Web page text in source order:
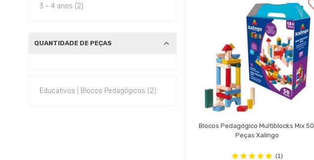
3 - 4 anos (2)
QUANTIDADE DE PEÇAS
Educativos | Blocos Pedagógicos (2)
Blocos Pedagógico Multiblocks Mix 50
Peças Xalingo
(1)